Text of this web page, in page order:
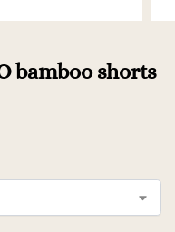
bamboo shorts